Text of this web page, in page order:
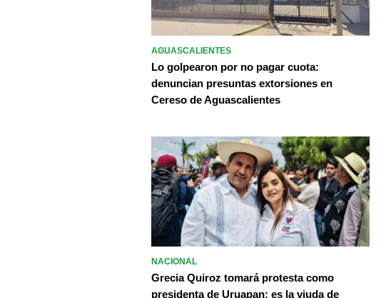
AGUASCALIENTES
Lo golpearon por no pagar cuota:
denuncian presuntas extorsiones en
Cereso de Aguascalientes
NACIONAL
Grecia Quiroz tomará protesta como
presidenta de Uruapan; es la viuda de